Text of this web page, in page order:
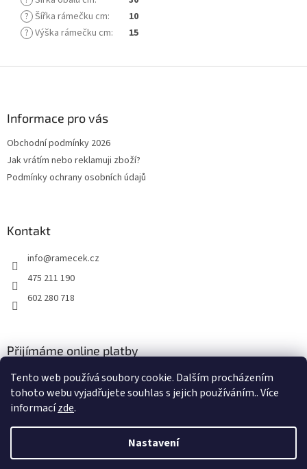
Tento web používá soubory cookie. Dalším procházením
tohoto webu vyjadřujete souhlas s jejich používáním.. Více
informacízde.
Nastavení
? Šířka rámečku cm:
10
? Výška rámečku cm: 15
Informace pro vás
Obchodní podmínky 2026
Jak vrátím nebo reklamuji zboží?
Podmínky ochrany osobních údajů
Kontakt
info@ramecek.cz
475 211 190
602 280 718
Přijímáme online platby
Vytvořil Shoptet